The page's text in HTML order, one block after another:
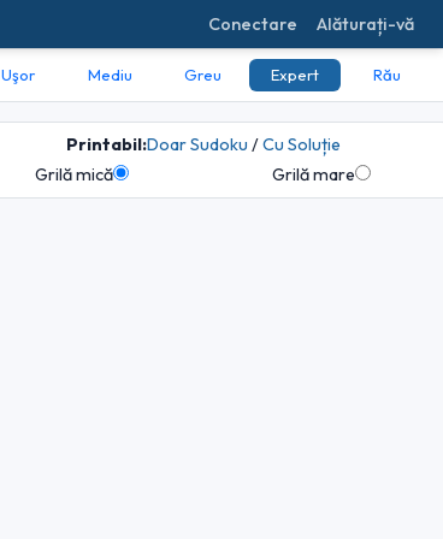
Conectare Alăturați-vă
Uşor Mediu Greu Expert Rău
Printabil:Doar Sudoku /Cu Soluție
Grilă mică
Grilă mare